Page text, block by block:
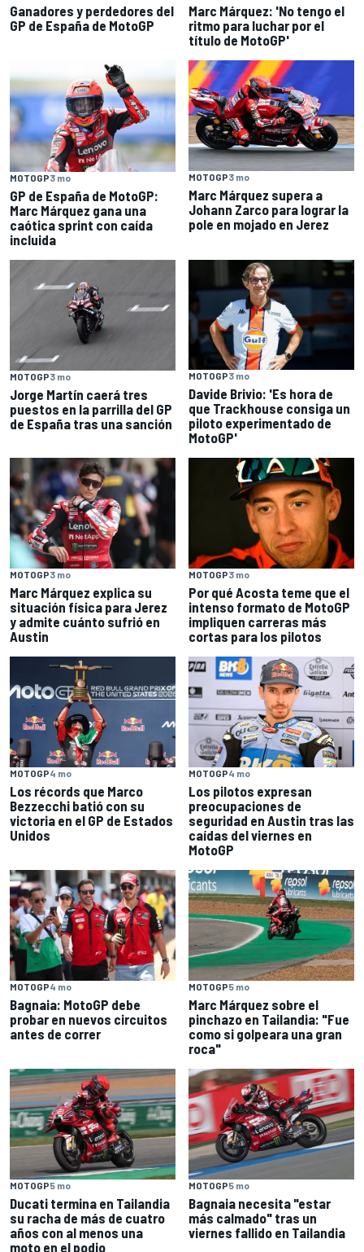
Ganadores y perdedores del
GP de España de MotoGP
Marc Márquez: 'No tengo el
ritmo para luchar por el
título de MotoGP'
MOTOGP3 mo
GP de España de MotoGP:
Marc Márquez gana una
caótica sprint con caída
incluida
MOTOGP3 mo
Marc Márquez supera a
Johann Zarco para lograr la
pole en mojado en Jerez
MOTOGP3 mo
Jorge Martín caerá tres
puestos en la parrilla del GP
de España tras una sanción
MOTOGP3 mo
Davide Brivio: 'Es hora de
que Trackhouse consiga un
piloto experimentado de
MotoGP'
MOTOGP3 mo
Marc Márquez explica su
situación física para Jerez
y admite cuánto sufrió en
Austin
MOTOGP3 mo
Por qué Acosta teme que el
intenso formato de MotoGP
impliquen carreras más
cortas para los pilotos
MOTOGP4 mo
Los récords que Marco
Bezzecchi batió con su
victoria en el GP de Estados
Unidos
MOTOGP4 mo
Los pilotos expresan
preocupaciones de
seguridad en Austin tras las
caídas del viernes en
MotoGP
MOTOGP4 mo
Bagnaia: MotoGP debe
probar en nuevos circuitos
antes de correr
MOTOGP5 mo
Marc Márquez sobre el
pinchazo en Tailandia: "Fue
como si golpeara una gran
roca"
MOTOGP5 mo
Ducati termina en Tailandia
su racha de más de cuatro
años con al menos una
moto en el podio
MOTOGP5 mo
Bagnaia necesita "estar
más calmado" tras un
viernes fallido en Tailandia